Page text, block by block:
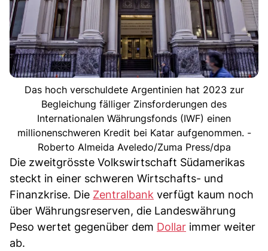
Das hoch verschuldete Argentinien hat 2023 zur
Begleichung fälliger Zinsforderungen des
Internationalen Währungsfonds (IWF) einen
millionenschweren Kredit bei Katar aufgenommen. -
Roberto Almeida Aveledo/Zuma Press/dpa
Die zweitgrösste Volkswirtschaft Südamerikas
steckt in einer schweren Wirtschafts- und
Finanzkrise. Die Zentralbank verfügt kaum noch
über Währungsreserven, die Landeswährung
Peso wertet gegenüber dem Dollar immer weiter
ab.